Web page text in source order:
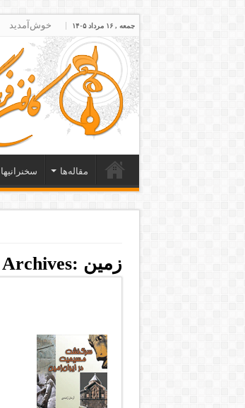
جمعه , ۱۶ مرداد ۱۴۰۵ خوش‌آمدید
مقاله‌ها سخنرانیها
Archives: زمین